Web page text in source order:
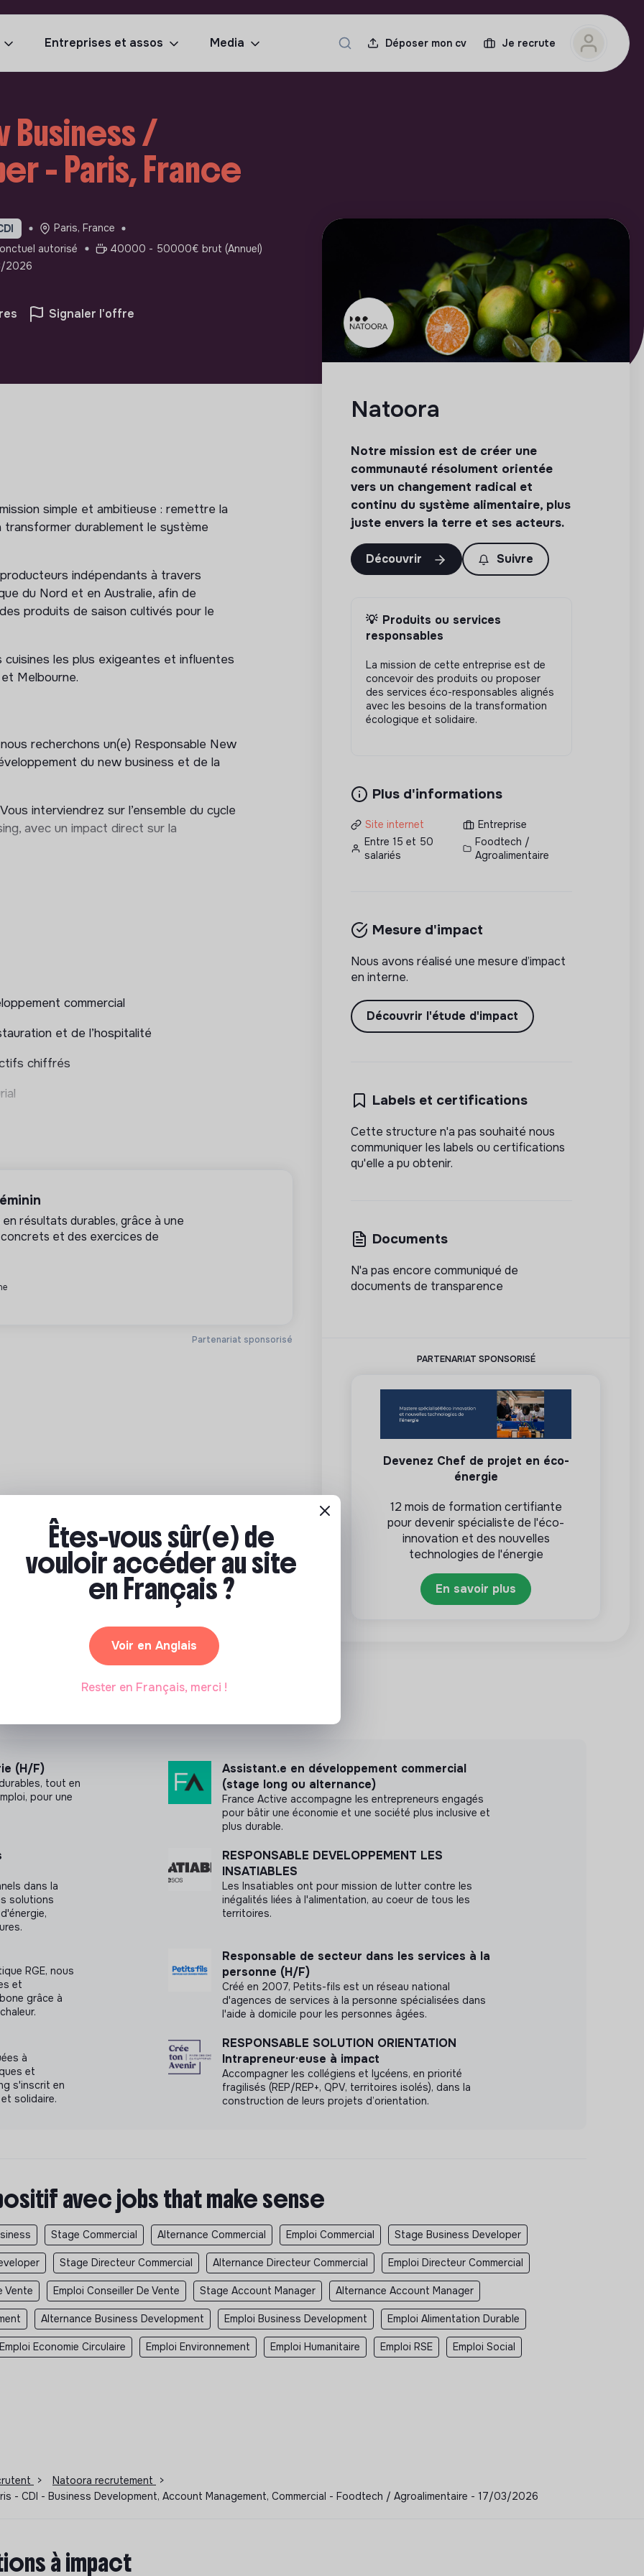
Entreprises et assos Media Déposer mon cv Je recrute
Business /
- Paris, France
Paris, France
autorisé
40000 - 50000€ brut (Annuel)
2026
Signaler l'offre
simple et ambitieuse : remettre la
durablement le système
indépendants à travers
du Nord et en Australie, afin de
produits de saison cultivés pour le
cuisines les plus exigeantes et influentes
Melbourne.
recherchons un(e) Responsable New
du new business et de la
interviendrez sur l’ensemble du cycle
avec un impact direct sur la
clés : restaurants, hôtellerie,
produit
6 mois)
commercial
et de l’hospitalité
chiffrés
Partenariat sponsorisé
résultats durables, grâce à une
et des exercices de
Natoora
Notre mission est de créer une
communauté résolument orientée
vers un changement radical et
continu du système alimentaire, plus
juste envers la terre et ses acteurs.
Découvrir Suivre
💡 Produits ou services
responsables
La mission de cette entreprise est de
concevoir des produits ou proposer
des services éco-responsables alignés
avec les besoins de la transformation
écologique et solidaire.
Plus d'informations
Site internet
Entreprise
Entre 15 et 50
salariés
Foodtech /
Agroalimentaire
Mesure d'impact
Nous avons réalisé une mesure d’impact
en interne.
Découvrir l'étude d'impact
Labels et certifications
Cette structure n'a pas souhaité nous
communiquer les labels ou certifications
qu'elle a pu obtenir.
Documents
N'a pas encore communiqué de
documents de transparence
PARTENARIAT SPONSORISÉ
Devenez Chef de projet en éco-
énergie
12 mois de formation certifiante
pour devenir spécialiste de l'éco-
innovation et des nouvelles
technologies de l'énergie
En savoir plus
(H/F)
tout en
pour une
Assistant.e en développement commercial
(stage long ou alternance)
France Active accompagne les entrepreneurs engagés
pour bâtir une économie et une société plus inclusive et
plus durable.
dans la
solutions
RESPONSABLE DEVELOPPEMENT LES
INSATIABLES
Les Insatiables ont pour mission de lutter contre les
inégalités liées à l'alimentation, au coeur de tous les
territoires.
RGE, nous
et
grâce à
Responsable de secteur dans les services à la
personne (H/F)
Créé en 2007, Petits-fils est un réseau national
d'agences de services à la personne spécialisées dans
l'aide à domicile pour les personnes âgées.
à
et
s'inscrit en
solidaire.
RESPONSABLE SOLUTION ORIENTATION
Intrapreneur·euse à impact
Accompagner les collégiens et lycéens, en priorité
fragilisés (REP/REP+, QPV, territoires isolés), dans la
construction de leurs projets d’orientation.
avec jobs that make sense
Stage Commercial Alternance Commercial Emploi Commercial Stage Business Developer
Stage Directeur Commercial Alternance Directeur Commercial Emploi Directeur Commercial
Vente Emploi Conseiller De Vente Stage Account Manager Alternance Account Manager
Alternance Business Development Emploi Business Development Emploi Alimentation Durable
Emploi Economie Circulaire Emploi Environnement Emploi Humanitaire Emploi RSE Emploi Social
> Natoora recrutement
>
- CDI - Business Development, Account Management, Commercial - Foodtech / Agroalimentaire - 17/03/2026
à impact
Êtes-vous sûr(e) de
vouloir accéder au site
en Français ?
Voir en Anglais
Rester en Français, merci !